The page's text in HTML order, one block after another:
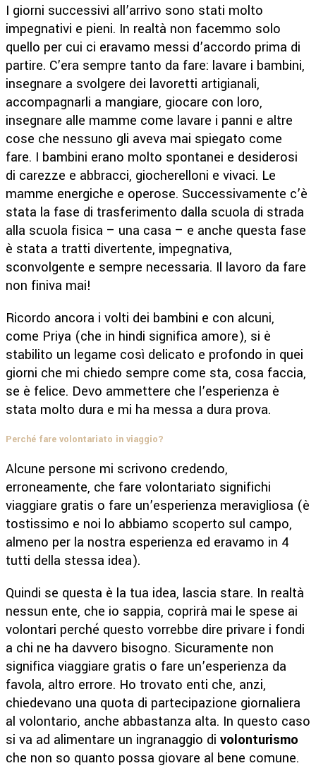
I giorni successivi all’arrivo sono stati molto
impegnativi e pieni. In realtà non facemmo solo
quello per cui ci eravamo messi d’accordo prima di
partire. C’era sempre tanto da fare: lavare i bambini,
insegnare a svolgere dei lavoretti artigianali,
accompagnarli a mangiare, giocare con loro,
insegnare alle mamme come lavare i panni e altre
cose che nessuno gli aveva mai spiegato come
fare. I bambini erano molto spontanei e desiderosi
di carezze e abbracci, giocherelloni e vivaci. Le
mamme energiche e operose. Successivamente c’è
stata la fase di trasferimento dalla scuola di strada
alla scuola fisica – una casa – e anche questa fase
è stata a tratti divertente, impegnativa,
sconvolgente e sempre necessaria. Il lavoro da fare
non finiva mai!
Ricordo ancora i volti dei bambini e con alcuni,
come Priya (che in hindi significa amore), si è
stabilito un legame così delicato e profondo in quei
giorni che mi chiedo sempre come sta, cosa faccia,
se è felice. Devo ammettere che l’esperienza è
stata molto dura e mi ha messa a dura prova.
Perché fare volontariato in viaggio?
Alcune persone mi scrivono credendo,
erroneamente, che fare volontariato significhi
viaggiare gratis o fare un’esperienza meravigliosa (è
tostissimo e noi lo abbiamo scoperto sul campo,
almeno per la nostra esperienza ed eravamo in 4
tutti della stessa idea).
Quindi se questa è la tua idea, lascia stare. In realtà
nessun ente, che io sappia, coprirà mai le spese ai
volontari perché questo vorrebbe dire privare i fondi
a chi ne ha davvero bisogno. Sicuramente non
significa viaggiare gratis o fare un’esperienza da
favola, altro errore. Ho trovato enti che, anzi,
chiedevano una quota di partecipazione giornaliera
al volontario, anche abbastanza alta. In questo caso
si va ad alimentare un ingranaggio di volonturismo
che non so quanto possa giovare al bene comune.